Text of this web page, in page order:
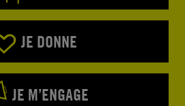
JE DONNE
JE M’ENGAGE